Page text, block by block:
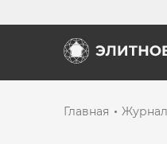
Главная Журнал